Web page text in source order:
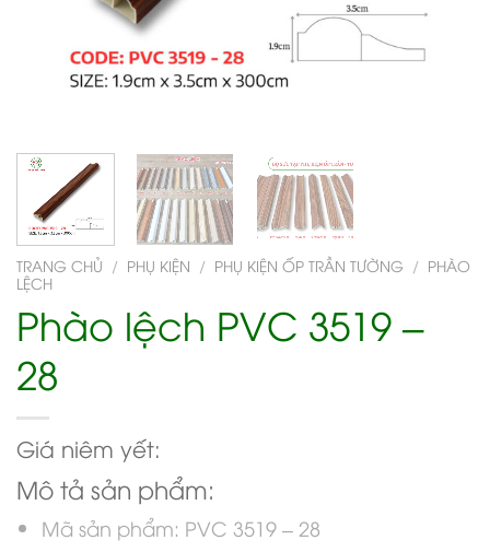
TRANG CHỦ / PHỤ KIỆN / PHỤ KIỆN ỐP TRẦN TƯỜNG / PHÀO
LỆCH
Phào lệch PVC 3519 –
28
Giá niêm yết:
Mô tả sản phẩm:
Mã sản phẩm: PVC 3519 – 28